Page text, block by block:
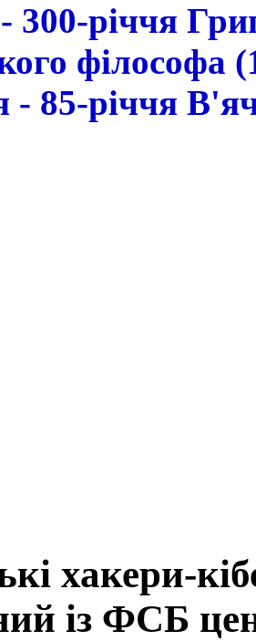
300-річчя
філософа
- 85-річчя
хакери-
із ФСБ